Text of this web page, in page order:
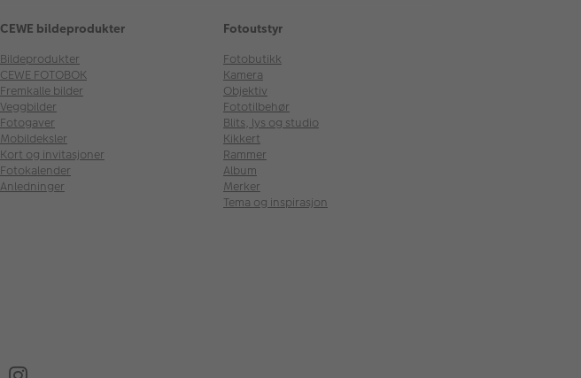
CEWE bildeprodukter
Bildeprodukter
CEWE FOTOBOK
Fremkalle bilder
Veggbilder
Fotogaver
Mobildeksler
Kort og invitasjoner
Fotokalender
Anledninger
Fotoutstyr
Fotobutikk
Kamera
Objektiv
Fototilbehør
Blits, lys og studio
Kikkert
Rammer
Album
Merker
Tema og inspirasjon